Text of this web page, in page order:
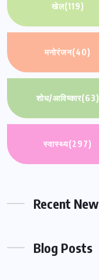
खेल(119)
मनोरंजन(40)
शोध/आविष्कार(63)
स्वास्थ्य(297)
Recent
Blog Posts